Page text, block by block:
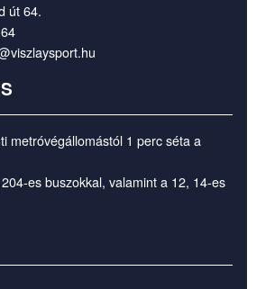
út 64.
metróvégállomástól 1 perc séta a
es buszokkal, valamint a 12, 14-es